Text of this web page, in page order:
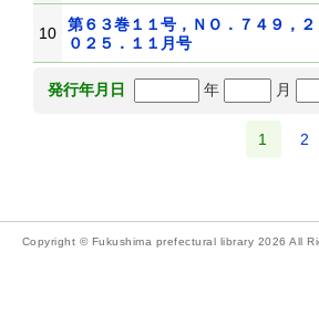
10
第６３巻１１号，ＮＯ．７４９，２
０２５．１１月号
発行年月日 年 月
1 2
Copyright © Fukushima prefectural library 2026 All